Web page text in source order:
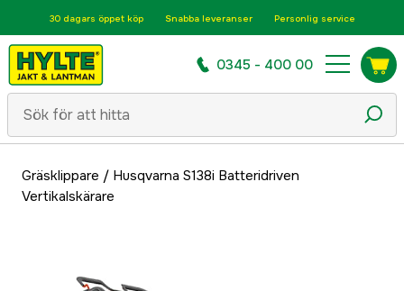
30 dagars öppet köp Snabba leveranser Personlig service
0345 - 400 00
Gräsklippare / Husqvarna S138i Batteridriven
Vertikalskärare